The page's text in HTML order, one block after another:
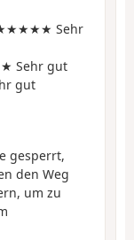
Sehr
Sehr gut
gut
gesperrt,
den Weg
um zu